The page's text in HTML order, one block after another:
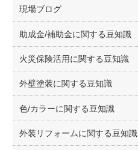
現場ブログ
助成金/補助金に関する豆知識
火災保険活用に関する豆知識
外壁塗装に関する豆知識
色/カラーに関する豆知識
外装リフォームに関する豆知識